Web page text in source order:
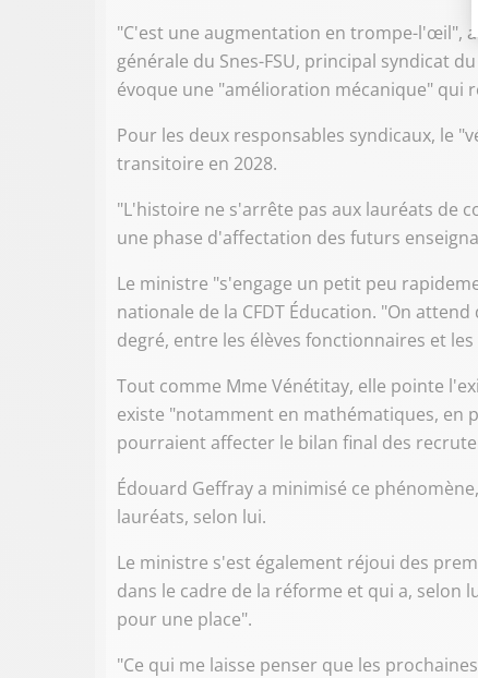
"C'est une augmentation en trompe-l'œil",
générale du Snes-FSU, principal syndicat
évoque une "amélioration mécanique" qui
Pour les deux responsables syndicaux, le
transitoire en 2028.
"L'histoire ne s'arrête pas aux lauréats de
une phase d'affectation des futurs
Le ministre "s'engage un petit peu
nationale de la CFDT Éducation. "On
degré, entre les élèves fonctionnaires et
Tout comme Mme Vénétitay, elle pointe
existe "notamment en mathématiques, en
pourraient affecter le bilan final des
Édouard Geffray a minimisé ce
lauréats, selon lui.
Le ministre s'est également réjoui des
dans le cadre de la réforme et qui a, selon
pour une place".
"Ce qui me laisse penser que les